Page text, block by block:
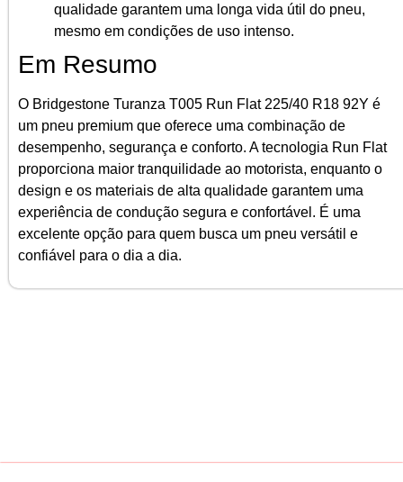
qualidade garantem uma longa vida útil do pneu,
mesmo em condições de uso intenso.
Em Resumo
O Bridgestone Turanza T005 Run Flat 225/40 R18 92Y é
um pneu premium que oferece uma combinação de
desempenho, segurança e conforto. A tecnologia Run Flat
proporciona maior tranquilidade ao motorista, enquanto o
design e os materiais de alta qualidade garantem uma
experiência de condução segura e confortável. É uma
excelente opção para quem busca um pneu versátil e
confiável para o dia a dia.